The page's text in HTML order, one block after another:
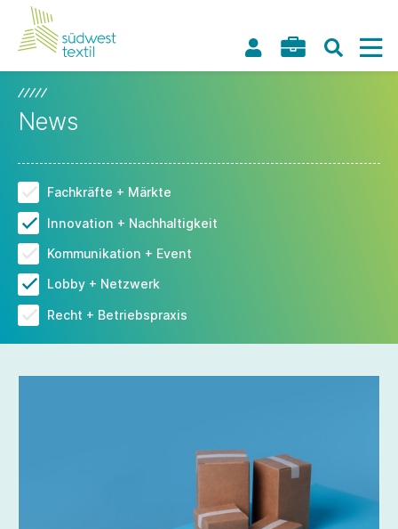
News
Fachkräfte + Märkte
Innovation + Nachhaltigkeit
Kommunikation + Event
Lobby + Netzwerk
Recht + Betriebspraxis